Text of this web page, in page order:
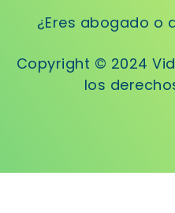
¿Eres abogado o
Copyright © 2024
los